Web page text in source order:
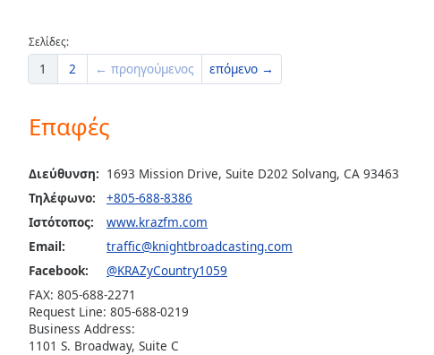
Color
Background
Color
Opacity
Caption
Area
Background
Σελίδες:
1 2 ← προηγούμενος επόμενο →
Επαφές
Διεύθυνση: 1693 Mission Drive, Suite D202 Solvang, CA 93463
Τηλέφωνο:
+805-688-8386
Ιστότοπος:
www.krazfm.com
Email:
traffic@knightbroadcasting.com
Facebook:
@KRAZyCountry1059
FAX: 805-688-2271
Request Line: 805-688-0219
Business Address:
1101 S. Broadway, Suite C